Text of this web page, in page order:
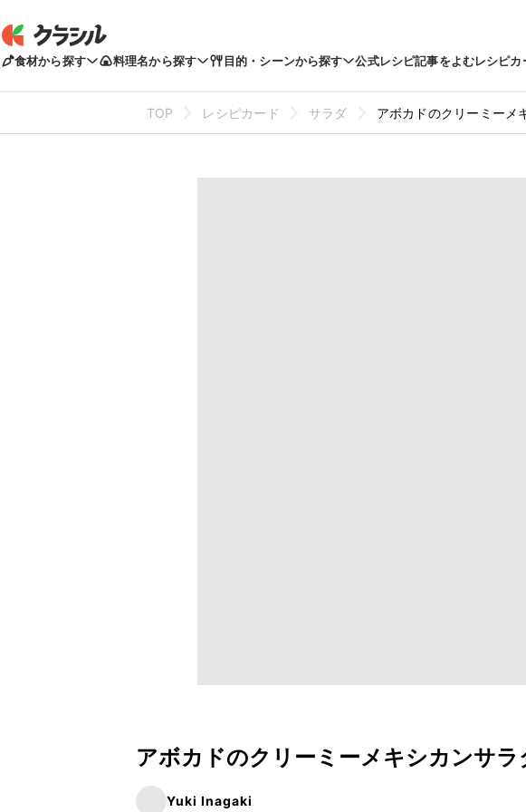
食材から探す 料理名から探す 目的・シーンから探す 公式レシピ記事をよむレシピカ
TOP レシピカード サラダ アボカドのクリーミーメ
アボカドのクリーミーメキシカンサ
Yuki Inagaki